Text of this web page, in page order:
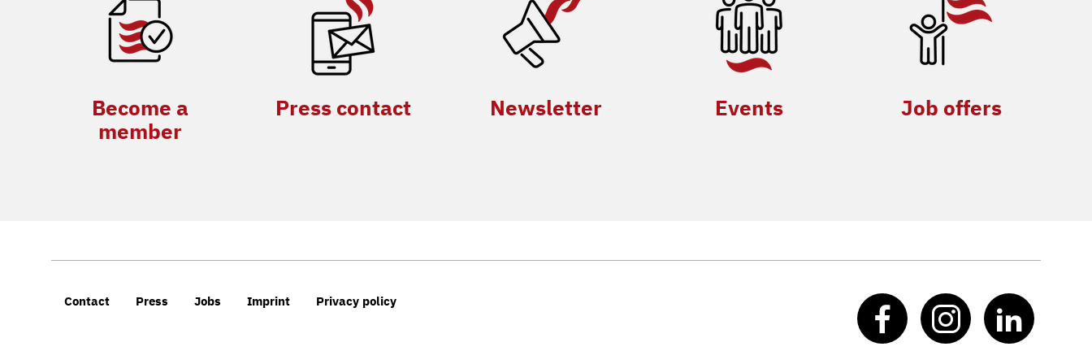
Become a
member
Press contact Newsletter Events Job offers
Contact Press Jobs Imprint Privacy policy
Facebook
Instagram